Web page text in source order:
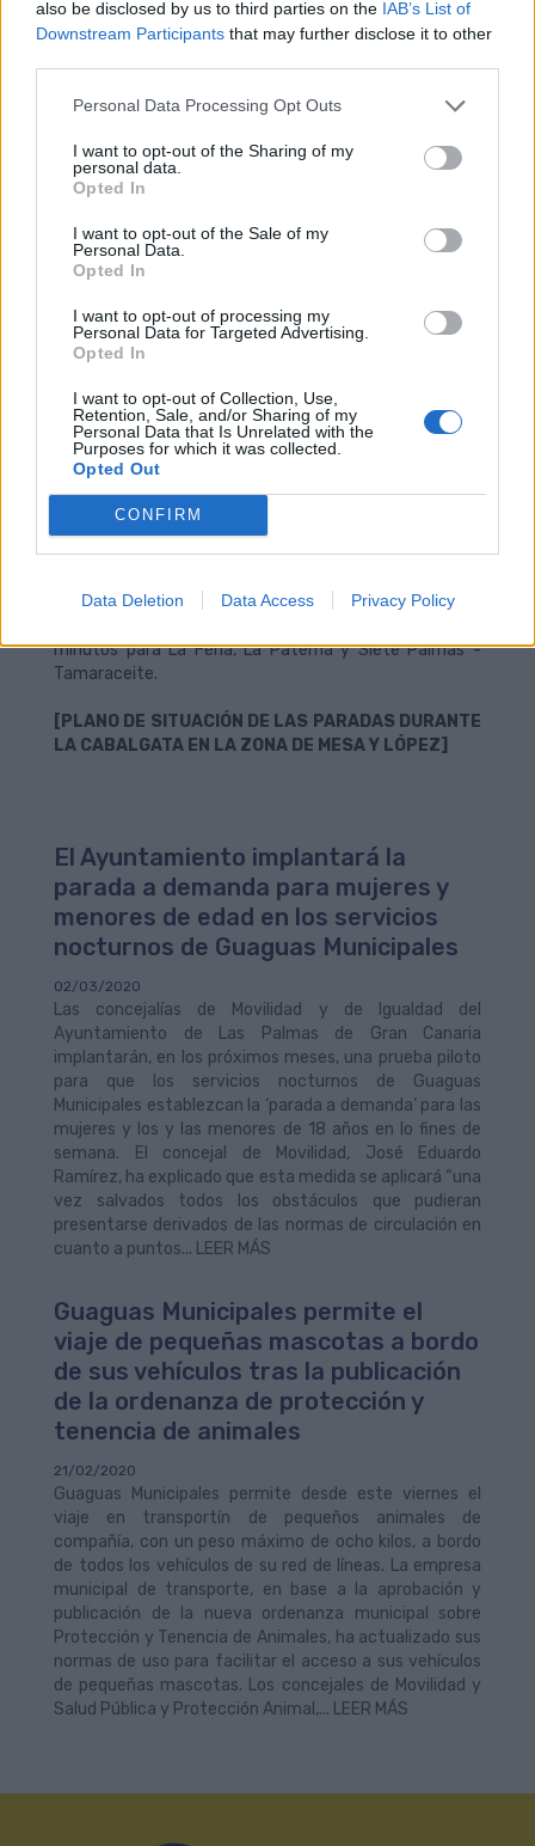
also be disclosed by us to third parties on the IAB’s List of
Downstream Participants that may further disclose it to other
Personal Data Processing Opt Outs
I want to opt-out of the Sharing of my
personal data.
Opted In
I want to opt-out of the Sale of my
Personal Data.
Opted In
I want to opt-out of processing my
Personal Data for Targeted Advertising.
Opted In
I want to opt-out of Collection, Use,
Retention, Sale, and/or Sharing of my
Personal Data that Is Unrelated with the
Purposes for which it was collected.
Opted Out
CONFIRM
Data Deletion Data Access Privacy Policy
Los servicios especiales, distribuidos en cinco líneas
semana de Carnaval –que se prestarán este viernes 28
(celebración de la gala Drag Queen) y sábado 29 de
grancanaria con el Parque de Santa Catalina, lugar que
dispondrá de una terminal de llegada y salida específica
en la rambla de Simón Bolívar (Parque Blanco).
Las cinco líneas especiales –con trayecto de ida y
vuelta- son: 1) Las Rehoyas-Schamann-Escaleritas-
Hoya de la Plata-Vegueta-Triana-Carnaval; 4) La Feria-
Carnaval; y 5) La Paterna-Carnaval. A partir de las
03:30 horas, una vez terminados los eventos en la
con salida desde la misma Terminal del Carnaval, donde
se ha habilitado una taquilla para adquirir los billetes y
bonos.
La ubicación de las paradas de las líneas especiales, en
ambos sentidos, se pueden consultar en la
Estado del Servicio en página web de la empresa. Las
aproximado de 10 minutos, en el caso de San José -
minutos para La Feria, La Paterna y Siete Palmas -
Tamaraceite.
[PLANO DE SITUACIÓN DE LAS PARADAS DURANTE
LA CABALGATA EN LA ZONA DE MESA Y LÓPEZ]
El Ayuntamiento implantará la
parada a demanda para mujeres y
menores de edad en los servicios
nocturnos de Guaguas Municipales
02/03/2020
Las concejalías de Movilidad y de Igualdad del
Ayuntamiento de Las Palmas de Gran Canaria
implantarán, en los próximos meses, una prueba piloto
para que los servicios nocturnos de Guaguas
Municipales establezcan la ‘parada a demanda’ para las
mujeres y los y las menores de 18 años en lo fines de
semana. El concejal de Movilidad, José Eduardo
Ramírez, ha explicado que esta medida se aplicará “una
vez salvados todos los obstáculos que pudieran
presentarse derivados de las normas de circulación en
cuanto a puntos... LEER MÁS
Guaguas Municipales permite el
viaje de pequeñas mascotas a bordo
de sus vehículos tras la publicación
de la ordenanza de protección y
tenencia de animales
21/02/2020
Guaguas Municipales permite desde este viernes el
viaje en transportín de pequeños animales de
compañía, con un peso máximo de ocho kilos, a bordo
de todos los vehículos de su red de líneas. La empresa
municipal de transporte, en base a la aprobación y
publicación de la nueva ordenanza municipal sobre
Protección y Tenencia de Animales, ha actualizado sus
normas de uso para facilitar el acceso a sus vehículos
de pequeñas mascotas. Los concejales de Movilidad y
Salud Pública y Protección Animal,... LEER MÁS